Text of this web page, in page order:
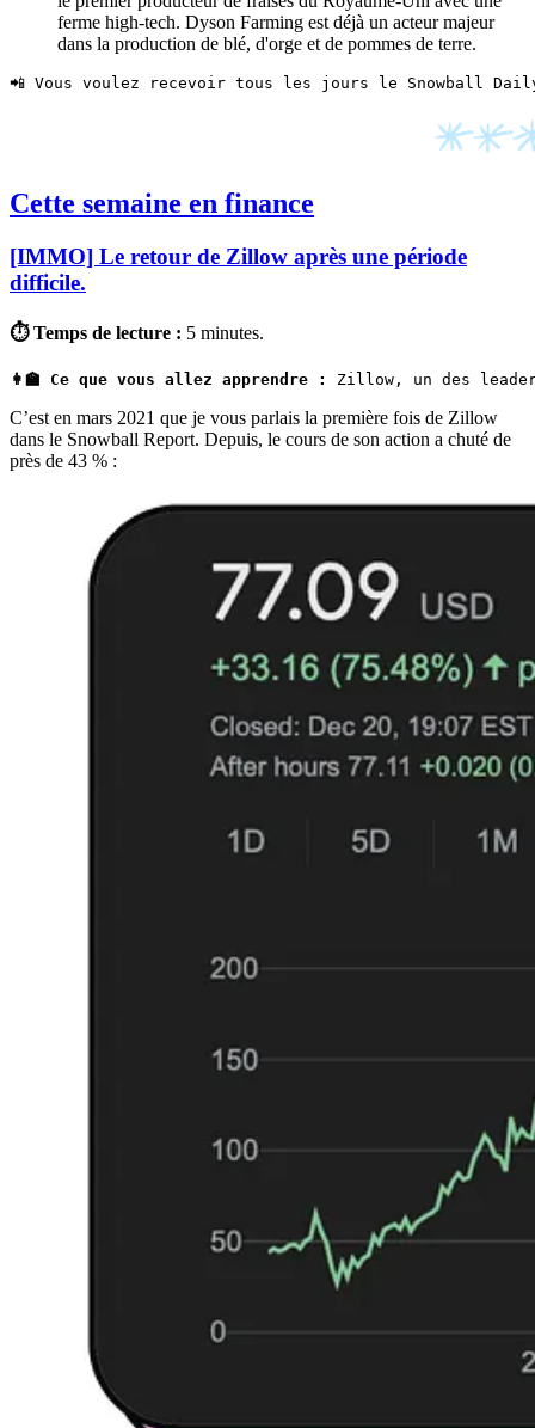
ferme high-tech. Dyson Farming est déjà un acteur majeur
dans la production de blé, d'orge et de pommes de terre.
📲 Vous voulez recevoir tous les jours le Snowball
Cette semaine en finance
[IMMO] Le retour de Zillow après une période
difficile.
⏱ Temps de lecture : 5 minutes.
👩‍🏫 Ce que vous allez apprendre : Zillow, un des
C’est en mars 2021 que je vous parlais la première fois de Zillow
dans le Snowball Report. Depuis, le cours de son action a chuté de
près de 43 % :